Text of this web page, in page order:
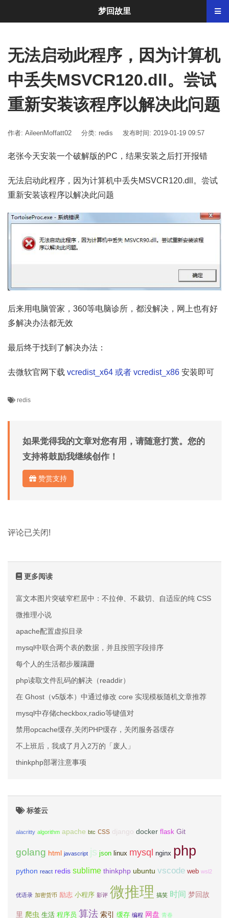
无法启动此程序，因为计算机
中丢失MSVCR120.dll。尝试
重新安装该程序以解决此问题
作者: AileenMoffatt02 分类: redis 发布时间: 2019-01-19 09:57
老张今天安装一个破解版的PC，结果安装之后打开报错
无法启动此程序，因为计算机中丢失MSVCR120.dll。尝试
重新安装该程序以解决此问题
后来用电脑管家，360等电脑诊所，都没解决，网上也有好
多解决办法都无效
最后终于找到了解决办法：
去微软官网下载 vcredist_x64 或者 vcredist_x86 安装即可
redis
如果觉得我的文章对您有用，请随意打赏。您的
支持将鼓励我继续创作！
赞赏支持
评论已关闭!
更多阅读
富文本图片突破窄栏居中：不拉伸、不裁切、自适应的纯 CSS 方案
微推理小说
apache配置虚拟目录
mysql中联合两个表的数据，并且按照字段排序
每个人的生活都步履蹒跚
php读取文件乱码的解决（readdir）
在 Ghost（v5版本）中通过修改 core 实现模板随机文章推荐
mysql中存储checkbox,radio等键值对
禁用opcache缓存,关闭PHP缓存，关闭服务器缓存
不上班后，我成了月入2万的「废人」
thinkphp部署注意事项
标签云
alacritty algorithm apache btc css django docker flask Git
golang html javascript js json linux mysql nginx php
python react redis sublime thinkphp ubuntu vscode web wsl2
优语录 加密货币 励志 小程序 影评 微推理 搞笑 时间 梦回故
里 爬虫 生活 程序员 算法 索引 缓存 编程 网盘 青春
梦回故里